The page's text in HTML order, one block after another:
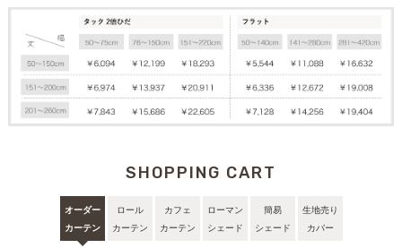
SHOPPING CART
オーダー
カーテン
ロール
カーテン
カフェ
カーテン
ローマン
シェード
簡易
シェード
生地売り
カバー